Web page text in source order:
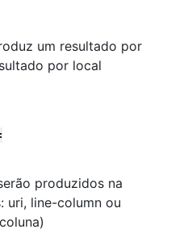
um resultado por
por local
produzidos na
uri, line-column ou